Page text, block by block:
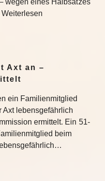
wegen eines Halbsatzes
Axt an –
ein Familienmitglied
Axt lebensgefährlich
ermittelt. Ein 51-
beim